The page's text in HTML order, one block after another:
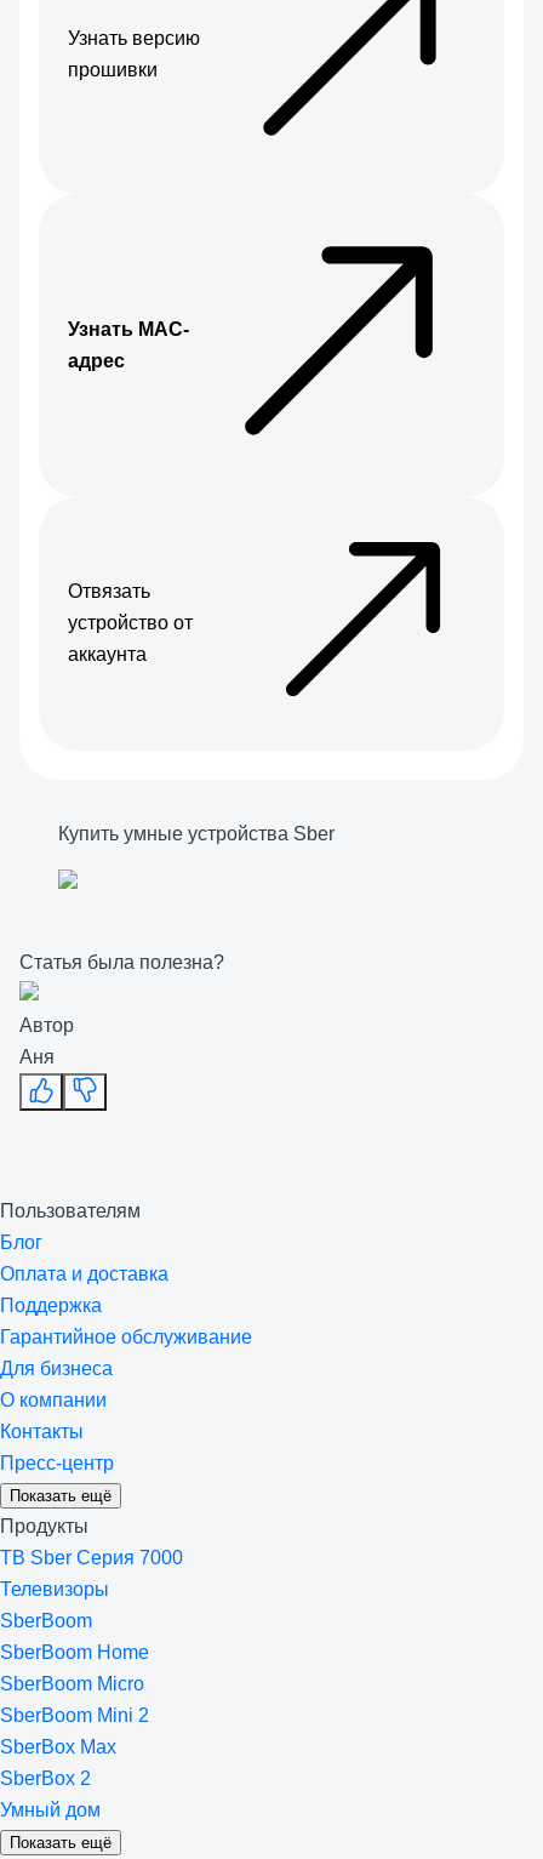
Узнать версию
прошивки
Узнать МАС-
адрес
Отвязать
устройство от
аккаунта
Купить умные устройства Sber
Статья была полезна?
Автор
Аня
Пользователям
Блог
Оплата и доставка
Поддержка
Гарантийное обслуживание
Для бизнеса
О компании
Контакты
Пресс-центр
Показать ещё
Продукты
ТВ Sber Серия 7000
Телевизоры
SberBoom
SberBoom Home
SberBoom Micro
SberBoom Mini 2
SberBox Max
SberBox 2
Умный дом
Показать ещё